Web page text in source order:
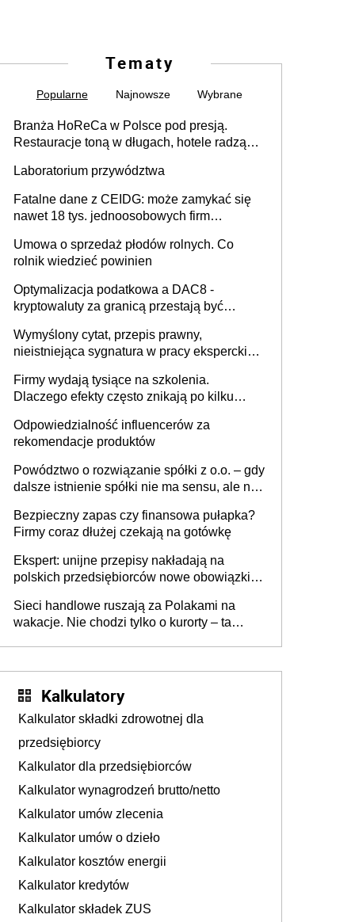
Tematy
Popularne Najnowsze Wybrane
Branża HoReCa w Polsce pod presją.
Restauracje toną w długach, hotele radzą
Laboratorium przywództwa
Fatalne dane z CEIDG: może zamykać się
nawet 18 tys. jednoosobowych firm
Umowa o sprzedaż płodów rolnych. Co
rolnik wiedzieć powinien
Optymalizacja podatkowa a DAC8 -
kryptowaluty za granicą przestają być
Wymyślony cytat, przepis prawny,
nieistniejąca sygnatura w pracy eksperckiej -
firmie
Firmy wydają tysiące na szkolenia.
Dlaczego efekty często znikają po kilku
Odpowiedzialność influencerów za
rekomendacje produktów
Powództwo o rozwiązanie spółki z o.o. – gdy
dalsze istnienie spółki nie ma sensu, ale nie
Bezpieczny zapas czy finansowa pułapka?
Firmy coraz dłużej czekają na gotówkę
Ekspert: unijne przepisy nakładają na
polskich przedsiębiorców nowe obowiązki w
Sieci handlowe ruszają za Polakami na
wakacje. Nie chodzi tylko o kurorty – ta
Kalkulatory
Kalkulator składki zdrowotnej dla
przedsiębiorcy
Kalkulator dla przedsiębiorców
Kalkulator wynagrodzeń brutto/netto
Kalkulator umów zlecenia
Kalkulator umów o dzieło
Kalkulator kosztów energii
Kalkulator kredytów
Kalkulator składek ZUS